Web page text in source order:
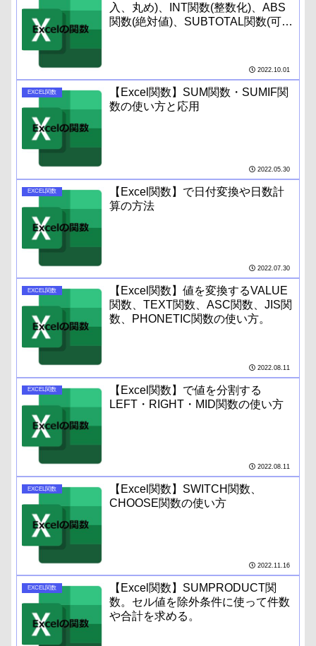
入、丸め)、INT関数(整数化)、ABS
関数(絶対値)、SUBTOTAL関数(可視
2022.10.01
EXCEL関数
【Excel関数】SUM関数・SUMIF関
数の使い方と応用
2022.05.30
EXCEL関数
【Excel関数】で日付変換や日数計
算の方法
2022.07.30
EXCEL関数
【Excel関数】値を変換するVALUE
関数、TEXT関数、ASC関数、JIS関
数、PHONETIC関数の使い方。
2022.08.11
EXCEL関数
【Excel関数】で値を分割する
LEFT・RIGHT・MID関数の使い方
2022.08.11
EXCEL関数
【Excel関数】SWITCH関数、
CHOOSE関数の使い方
2022.11.16
EXCEL関数
【Excel関数】SUMPRODUCT関
数。セル値を除外条件に使って件数
や合計を求める。